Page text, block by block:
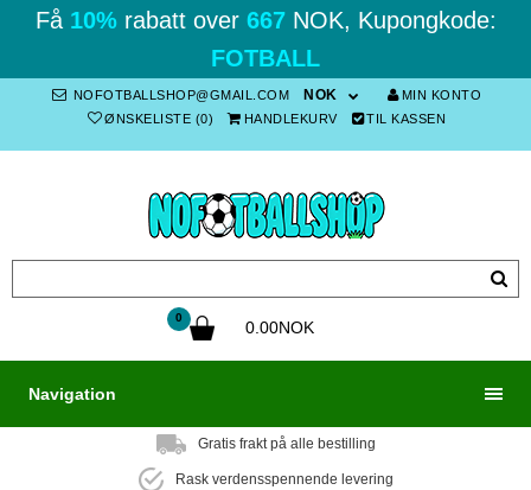
Få 10%rabatt over 667NOK, Kupongkode:
FOTBALL
NOFOTBALLSHOP@GMAIL.COM NOK
MIN KONTO
ØNSKELISTE (0)
HANDLEKURV TIL KASSEN
0
0.00NOK
Navigation
Gratis frakt på alle bestilling
Rask verdensspennende levering